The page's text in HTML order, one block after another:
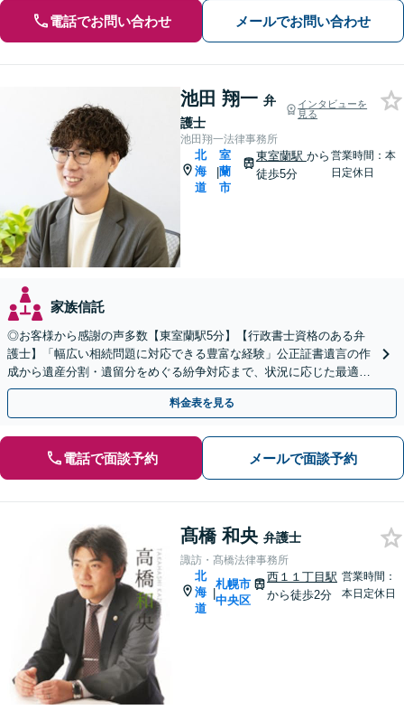
電話でお問い合わせ メールでお問い合わせ
池田 翔一 弁
護士
インタビューを
見る
池田翔一法律事務所
北
海
道
|
室
蘭
市
東室蘭駅 から
徒歩5分
営業時間：本
日定休日
家族信託
◎お客様から感謝の声多数【東室蘭駅5分】【行政書士資格のある弁
護士】「幅広い相続問題に対応できる豊富な経験」公正証書遺言の作
成から遺産分割・遺留分をめぐる紛争対応まで、状況に応じた最適な
方法をご提案します【夜間相談可】
料金表を見る
電話で面談予約 メールで面談予約
髙橋 和央 弁護士
諏訪・髙橋法律事務所
北
海
道
|
札幌市
中央区
西１１丁目駅
から徒歩2分
営業時間：
本日定休日